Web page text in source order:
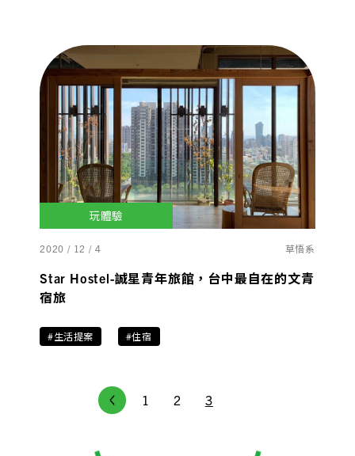
玩體驗
2020 / 12 / 4 草悟系
Star Hostel-誠星青年旅館，台中最自在的文青
宿旅
#生活提案 #住宿
1 2 3